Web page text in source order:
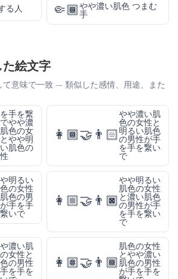
る人 🤏🏾やや濃い肌色 つまむ
手
絵文字
意味で一致 — 類似した感情、用途、また
手を繋
やや濃
色の女
やや明
肌色の
👩🏾‍🤝‍👨🏻
やや濃い肌
色の女性と
明るい肌色
の男性が手
を手を繋い
で
明るい
の女性
色の男
手を手
いで
👩🏼‍🤝‍👨🏿
やや明るい
肌色の女性
と濃い肌色
の男性が手
を手を繋い
で
濃い肌
女性と
の男性
を手を
👩🏽‍🤝‍👨🏾
肌色の女性
とやや濃い
肌色の男性
が手を手を